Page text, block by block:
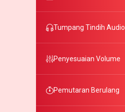
Tumpang Tindih Audio
Penyesuaian Volume
Pemutaran Berulang